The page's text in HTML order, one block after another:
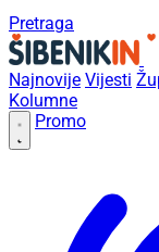
Pretraga
Najnovije Vijesti
Kolumne
Promo